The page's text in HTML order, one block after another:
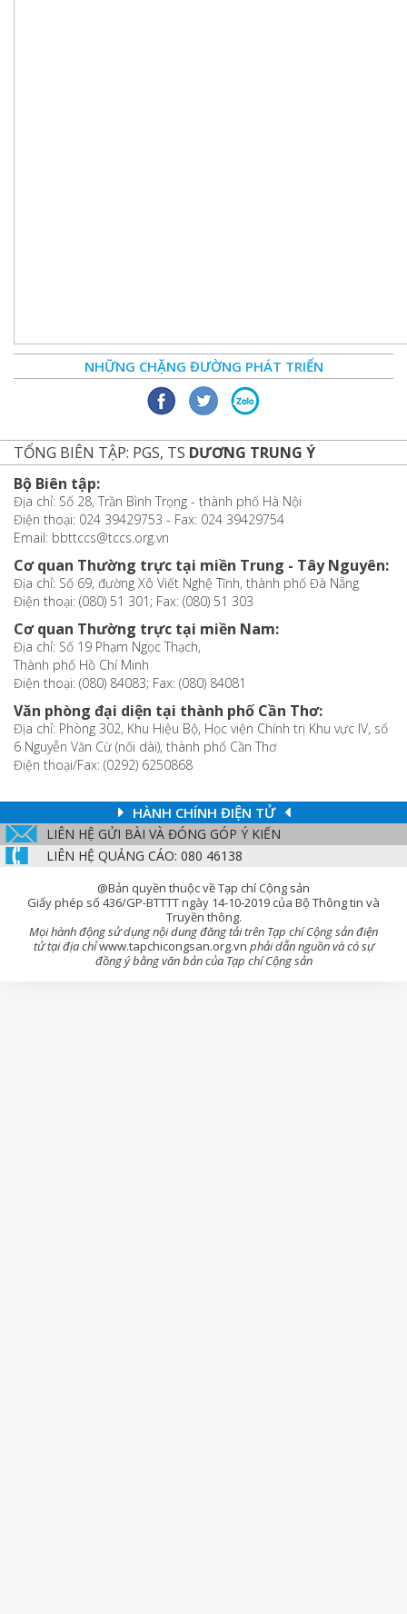
NHỮNG CHẶNG ĐƯỜNG PHÁT TRIỂN
TỔNG BIÊN TẬP: PGS, TS DƯƠNG TRUNG Ý
Bộ Biên tập:
Địa chỉ: Số 28, Trần Bình Trọng - thành phố Hà Nội
Điện thoại: 024 39429753 - Fax: 024 39429754
Email: bbttccs@tccs.org.vn
Cơ quan Thường trực tại miền Trung - Tây Nguyên:
Địa chỉ: Số 69, đường Xô Viết Nghệ Tĩnh, thành phố Đà Nẵng
Điện thoại: (080) 51 301; Fax: (080) 51 303
Cơ quan Thường trực tại miền Nam:
Địa chỉ: Số 19 Phạm Ngọc Thạch,
Thành phố Hồ Chí Minh
Điện thoại: (080) 84083; Fax: (080) 84081
Văn phòng đại diện tại thành phố Cần Thơ:
Địa chỉ: Phòng 302, Khu Hiệu Bộ, Học viện Chính trị Khu vực IV, số
6 Nguyễn Văn Cừ (nối dài), thành phố Cần Thơ
Điện thoại/Fax: (0292) 6250868
HÀNH CHÍNH ĐIỆN TỬ
LIÊN HỆ GỬI BÀI VÀ ĐÓNG GÓP Ý KIẾN
LIÊN HỆ QUẢNG CÁO: 080 46138
@Bản quyền thuộc về Tạp chí Cộng sản
Giấy phép số 436/GP-BTTTT ngày 14-10-2019 của Bộ Thông tin và
Truyền thông.
Mọi hành động sử dụng nội dung đăng tải trên Tạp chí Cộng sản điện
tử tại địa chỉwww.tapchicongsan.org.vn phải dẫn nguồn và có sự
đồng ý bằng văn bản của Tạp chí Cộng sản